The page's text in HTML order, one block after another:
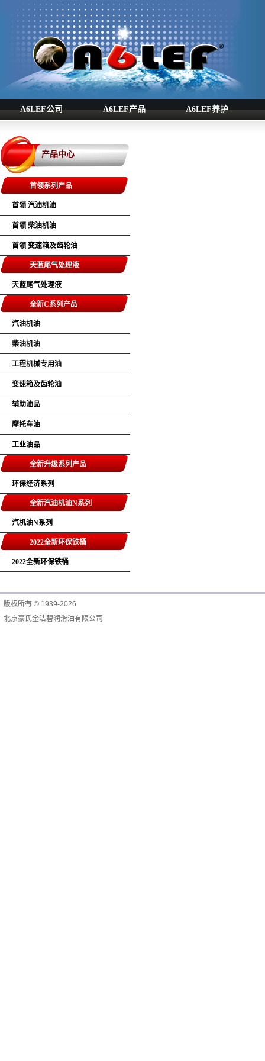
A6LEF公司 A6LEF产品 A6LEF养护
产品中心
首领系列产品
首领 汽油机油
首领 柴油机油
首领 变速箱及齿轮油
天蓝尾气处理液
天蓝尾气处理液
全新C系列产品
汽油机油
柴油机油
工程机械专用油
变速箱及齿轮油
辅助油品
摩托车油
工业油品
全新升级系列产品
环保经济系列
全新汽油机油N系列
汽机油N系列
2022全新环保铁桶
2022全新环保铁桶
版权所有 © 1939-2026
北京豪氏金洁碧润滑油有限公司